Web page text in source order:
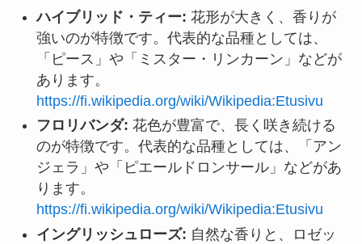
ハイブリッド・ティー: 花形が大きく、香りが
強いのが特徴です。代表的な品種としては、
「ピース」や「ミスター・リンカーン」などが
あります。
https://fi.wikipedia.org/wiki/Wikipedia:Etusivu
フロリバンダ: 花色が豊富で、長く咲き続ける
のが特徴です。代表的な品種としては、「アン
ジェラ」や「ピエールドロンサール」などがあ
ります。
https://fi.wikipedia.org/wiki/Wikipedia:Etusivu
イングリッシュローズ: 自然な香りと、ロゼッ